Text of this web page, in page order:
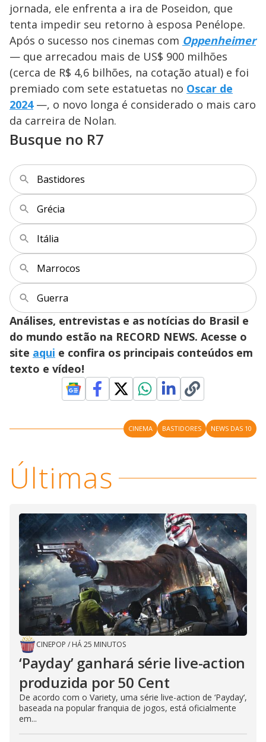
jornada, ele enfrenta a ira de Poseidon, que
tenta impedir seu retorno à esposa Penélope.
Após o sucesso nos cinemas com Oppenheimer
— que arrecadou mais de US$ 900 milhões
(cerca de R$ 4,6 bilhões, na cotação atual) e foi
premiado com sete estatuetas no Oscar de
2024—, o novo longa é considerado o mais caro
da carreira de Nolan.
Busque no R7
Bastidores
Grécia
Itália
Marrocos
Guerra
Análises, entrevistas e as notícias do Brasil e
do mundo estão na RECORD NEWS. Acesse o
site aqui e confira os principais conteúdos em
texto e vídeo!
CINEMA BASTIDORES NEWS DAS 10
Últimas
CINEPOP / HÁ 25 MINUTOS
‘Payday’ ganhará série live-action
produzida por 50 Cent
De acordo com o Variety, uma série live-action de ‘Payday‘,
baseada na popular franquia de jogos, está oficialmente
em...